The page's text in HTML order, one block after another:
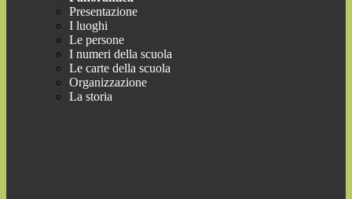
Presentazione
I luoghi
Le persone
I numeri della scuola
Le carte della scuola
Organizzazione
La storia